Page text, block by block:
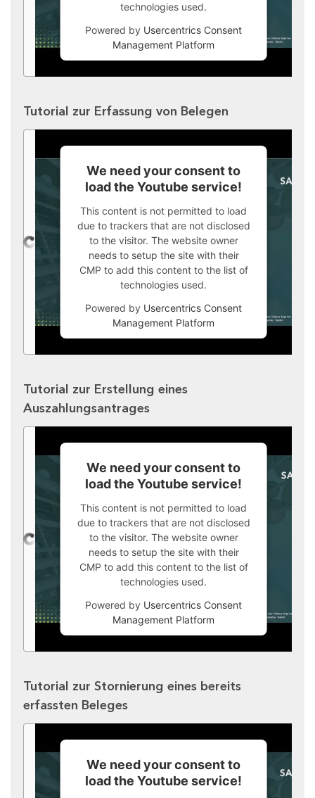
technologies used.
Powered by Usercentrics Consent
Management Platform
Tutorial zur Erfassung von Belegen
We need your consent to
load the Youtube service!
This content is not permitted to load
due to trackers that are not disclosed
to the visitor. The website owner
needs to setup the site with their
CMP to add this content to the list of
technologies used.
Powered by Usercentrics Consent
Management Platform
Tutorial zur Erstellung eines
Auszahlungsantrages
We need your consent to
load the Youtube service!
This content is not permitted to load
due to trackers that are not disclosed
to the visitor. The website owner
needs to setup the site with their
CMP to add this content to the list of
technologies used.
Powered by Usercentrics Consent
Management Platform
Tutorial zur Stornierung eines bereits
erfassten Beleges
We need your consent to
load the Youtube service!